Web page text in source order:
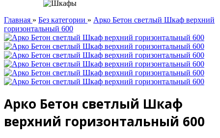
Главная » Без категории » Арко Бетон светлый Шкаф верхний
горизонтальный 600
Арко Бетон светлый Шкаф
верхний горизонтальный 600